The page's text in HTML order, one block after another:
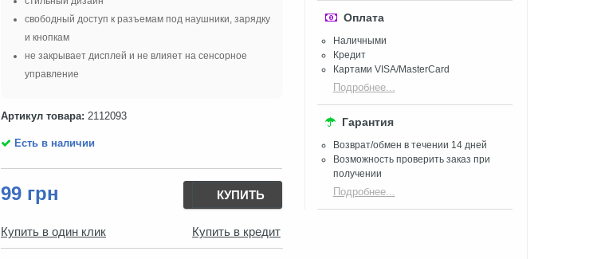
свободный доступ к разъемам под наушники, зарядку
и кнопкам
не закрывает дисплей и не влияет на сенсорное
управление
Артикул товара: 2112093
Есть в наличии
99 грн КУПИТЬ
Купить в один клик Купить в кредит
Оплата
Наличными
Кредит
Картами VISA/MasterCard
Подробнее...
Гарантия
Возврат/обмен в течении 14 дней
Возможность проверить заказ при
получении​
Подробнее...